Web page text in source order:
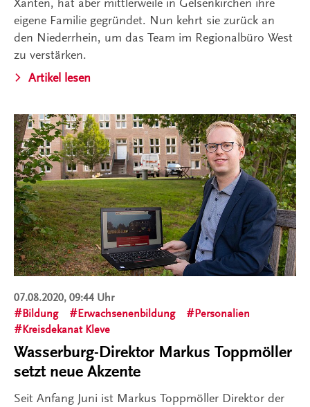
eigene Familie gegründet. Nun kehrt sie zurück an
den Niederrhein, um das Team im Regionalbüro West
zu verstärken.
Artikel lesen
07.08.2020, 09:44 Uhr
Bildung
Erwachsenenbildung
Personalien
Kreisdekanat Kleve
Wasserburg-Direktor Markus Toppmöller
setzt neue Akzente
Seit Anfang Juni ist Markus Toppmöller Direktor der